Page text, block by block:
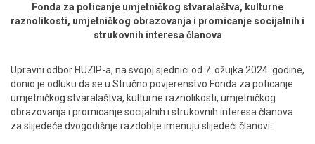
ENGLISH
Fonda za poticanje umjetničkog stvaralaštva, kulturne
raznolikosti, umjetničkog obrazovanja i promicanje socijalnih i
strukovnih interesa članova
Upravni odbor HUZIP-a, na svojoj sjednici od 7. ožujka 2024. godine,
donio je odluku da se u Stručno povjerenstvo Fonda za poticanje
umjetničkog stvaralaštva, kulturne raznolikosti, umjetničkog
obrazovanja i promicanje socijalnih i strukovnih interesa članova
za slijedeće dvogodišnje razdoblje imenuju slijedeći članovi: